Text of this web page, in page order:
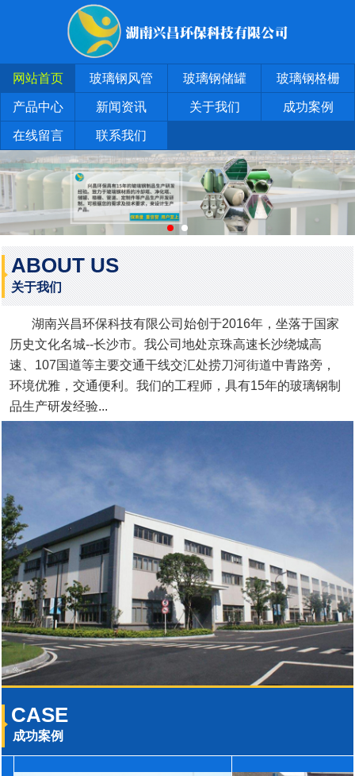
网站首页 玻璃钢风管 玻璃钢储罐 玻璃钢格栅
产品中心 新闻资讯 关于我们 成功案例
在线留言 联系我们
ABOUT US
关于我们
湖南兴昌环保科技有限公司始创于2016年，坐落于国家
历史文化名城--长沙市。我公司地处京珠高速长沙绕城高
速、107国道等主要交通干线交汇处捞刀河街道中青路旁，
环境优雅，交通便利。我们的工程师，具有15年的玻璃钢制
品生产研发经验...
CASE
成功案例